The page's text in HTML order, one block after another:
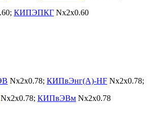
КИПЭПКГ Nx2x0.60
Nx2x0.78; КИПвЭнг(А)-HF Nx2x0.78;
Nx2x0.78; КИПвЭВм Nx2x0.78